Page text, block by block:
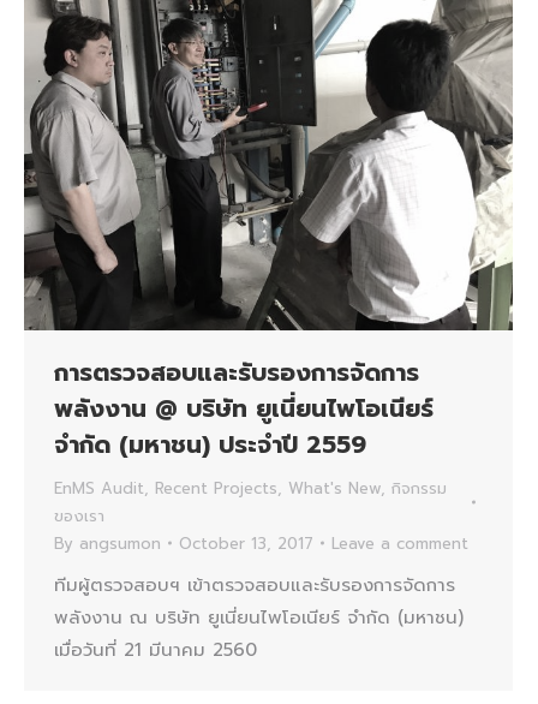
การตรวจสอบและรับรองการจัดการ
พลังงาน @ บริษัท ยูเนี่ยนไพโอเนียร์
จำกัด (มหาชน) ประจำปี 2559
EnMS Audit, Recent Projects, What's New, กิจกรรม
ของเรา
By angsumon October 13, 2017 Leave a comment
ทีมผู้ตรวจสอบฯ เข้าตรวจสอบและรับรองการจัดการ
พลังงาน ณ บริษัท ยูเนี่ยนไพโอเนียร์ จำกัด (มหาชน)
เมื่อวันที่ 21 มีนาคม 2560